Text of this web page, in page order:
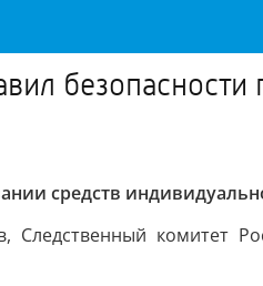
безопасности
средств
комитет